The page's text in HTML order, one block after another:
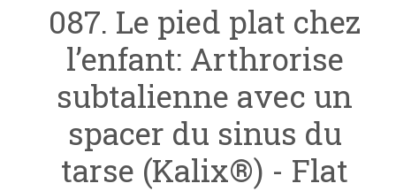
087. Le pied plat chez
l’enfant: Arthrorise
subtalienne avec un
spacer du sinus du
tarse (Kalix®) - Flat